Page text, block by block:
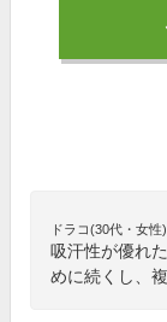
ドラコ(30代・女性)
吸汗性が優れ
めに続くし、